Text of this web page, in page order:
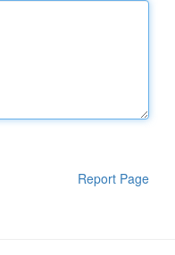
Report Page